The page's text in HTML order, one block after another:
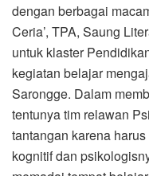
dengan berbagai
Ceria’, TPA, Saung
untuk klaster
kegiatan belajar
Sarongge. Dalam
tentunya tim relawan
tantangan karena
kognitif dan